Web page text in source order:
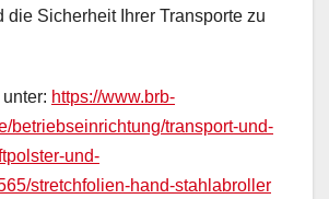
die Sicherheit Ihrer Transporte zu
https://www.brb-
betriebseinrichtung/transport-und-
und-
stretchfolien-hand-stahlabroller